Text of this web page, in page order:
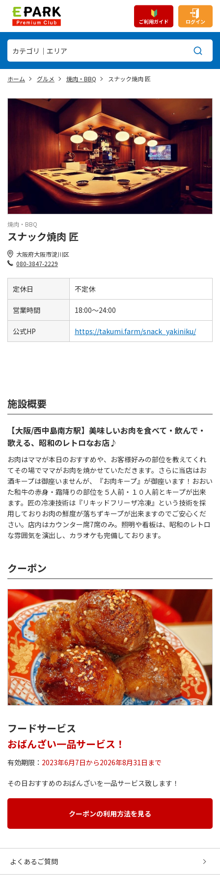
ご利用ガイド ログイン
ホーム グルメ 焼肉・BBQ スナック焼肉 匠
焼肉・BBQ
スナック焼肉 匠
大阪府大阪市淀川区
080-3847-2229
定休日 不定休
営業時間 18:00～24:00
公式HP https://takumi.farm/snack_yakiniku/
施設概要
【大阪/西中島南方駅】美味しいお肉を食べて・飲んで・
歌える、昭和のレトロなお店♪
お肉はママが本日のおすすめや、お客様好みの部位を教えてくれ
てその場でママがお肉を焼かせていただきます。さらに当店はお
酒キープは御座いませんが、『お肉キープ』が御座います！おおい
た和牛の赤身・霜降りの部位を５人前・１０人前とキープが出来
ます。匠の冷凍技術は『リキッドフリーザ冷凍』という技術を採
用しておりお肉の鮮度が落ちずキープが出来ますのでご安心くだ
さい。店内はカウンター席7席のみ。照明や看板は、昭和のレトロ
な雰囲気を演出し、カラオケも完備しております。
クーポン
フードサービス
おばんざい一品サービス！
有効期限： 2023年6月7日から2026年8月31日まで
その日おすすめのおばんざいを一品サービス致します！
クーポンの利用方法を見る
よくあるご質問